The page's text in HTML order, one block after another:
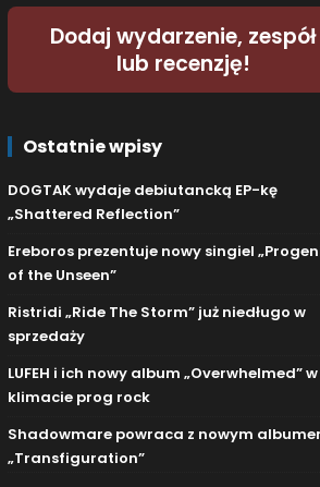
Dodaj wydarzenie, zespół
lub recenzję!
Ostatnie wpisy
DOGTAK wydaje debiutancką EP-kę
„Shattered Reflection”
Ereboros prezentuje nowy singiel
of the Unseen”
Ristridi „Ride The Storm” już niedługo w
sprzedaży
LUFEH i ich nowy album „Overwhelmed” w
klimacie prog rock
Shadowmare powraca z nowym
„Transfiguration”